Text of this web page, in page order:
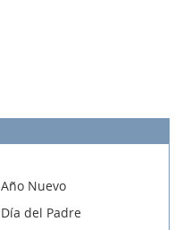
Año Nuevo
Día del Padre